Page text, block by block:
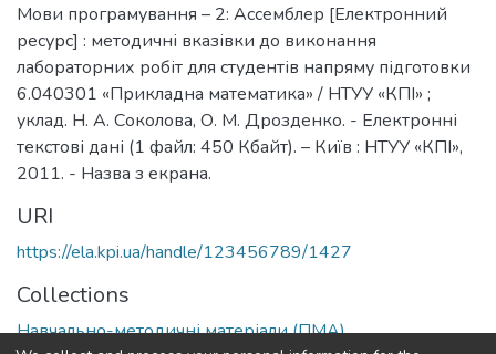
Мови програмування – 2: Ассемблер [Електронний
ресурс] : методичні вказівки до виконання
лабораторних робіт для студентів напряму підготовки
6.040301 «Прикладна математика» / НТУУ «КПІ» ;
уклад. Н. А. Соколова, О. М. Дрозденко. - Електронні
текстові дані (1 файл: 450 Кбайт). – Київ : НТУУ «КПІ»,
2011. - Назва з екрана.
URI
https://ela.kpi.ua/handle/123456789/1427
Collections
Навчально-методичні матеріали (ПМА)